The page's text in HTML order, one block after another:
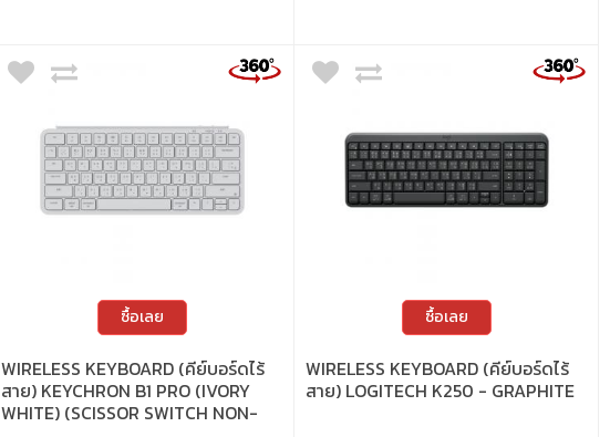
ซื้อเลย
WIRELESS KEYBOARD (คีย์บอร์ดไร้
สาย) KEYCHRON B1 PRO (IVORY
WHITE) (SCISSOR SWITCH NON-
ซื้อเลย
WIRELESS KEYBOARD (คีย์บอร์ดไร้
สาย) LOGITECH K250 - GRAPHITE